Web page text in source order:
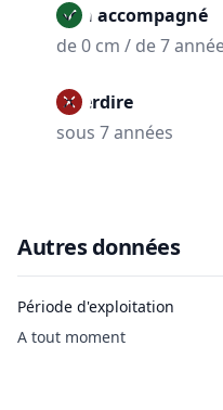
Non accompagné
de 0 cm / de 7
Interdire
sous 7 années
Autres données
Période d'exploitation
A tout moment